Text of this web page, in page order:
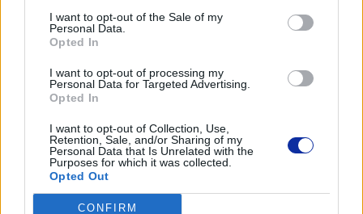
I want to opt-out of the Sale of my
Personal Data.
Opted In
I want to opt-out of processing my
Personal Data for Targeted Advertising.
Opted In
I want to opt-out of Collection, Use,
Retention, Sale, and/or Sharing of my
Personal Data that Is Unrelated with the
Purposes for which it was collected.
Opted Out
CONFIRM
617
Wyrównanie tekstu
Podkreśl